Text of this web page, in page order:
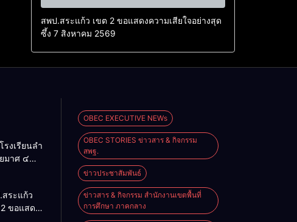
สพป.สระแก้ว เขต 2 ขอแสดงความเสียใจอย่างสุด
ซึ้ง 7 สิงหาคม 2569
รงเรียนลำ
มาศ ๔
ะบบ
ระแก้ว
ขอแสดง
OBEC EXECUTIVE NEWs
OBEC STORIES ข่าวสาร & กิจกรรม
สพฐ.
ข่าวประชาสัมพันธ์
ข่าวสาร & กิจกรรม สำนักงานเขตพื้นที่
การศึกษา ภาคกลาง